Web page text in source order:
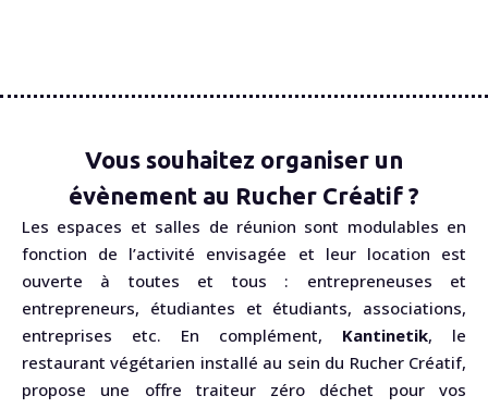
Vous souhaitez organiser un
évènement au Rucher Créatif ?
Les espaces et salles de réunion sont modulables en
fonction de l’activité envisagée et leur location est
ouverte à toutes et tous : entrepreneuses et
entrepreneurs, étudiantes et étudiants, associations,
entreprises etc. En complément, Kantinetik, le
restaurant végétarien installé au sein du Rucher Créatif,
propose une offre traiteur zéro déchet pour vos